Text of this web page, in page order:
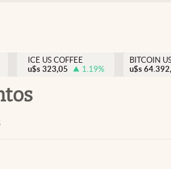
ICE US COFFEE
u$s 323,05 1.19%
BITCOIN
u$s